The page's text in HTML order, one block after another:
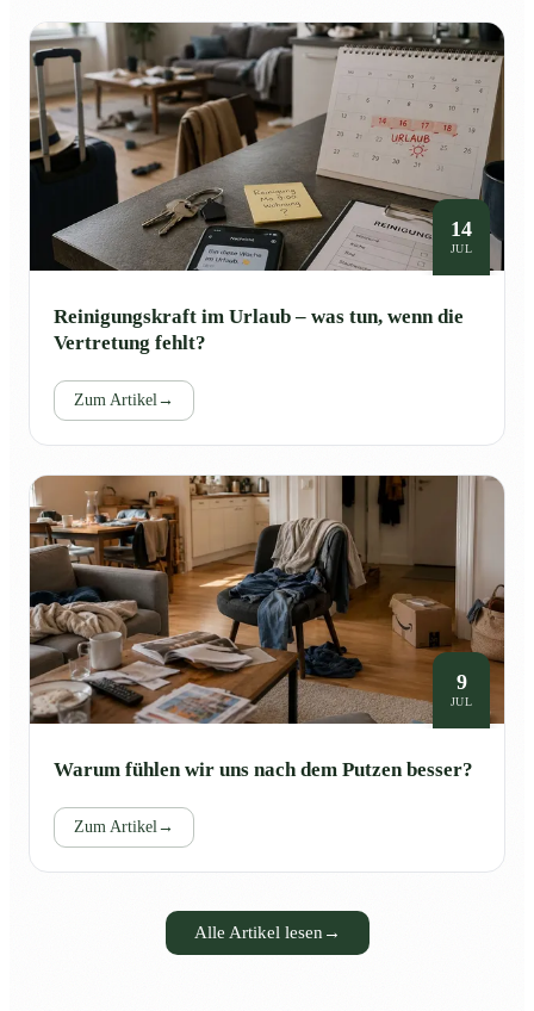
14
JUL
Reinigungskraft im Urlaub – was tun, wenn die
Vertretung fehlt?
Zum Artikel →
9
JUL
Warum fühlen wir uns nach dem Putzen besser?
Zum Artikel →
Alle Artikel lesen →